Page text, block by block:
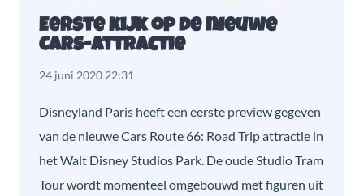
Eerste kijk op de nieuwe
Cars-attractie
24 juni 2020 22:31
Disneyland Paris heeft een eerste preview gegeven
van de nieuwe Cars Route 66: Road Trip attractie in
het Walt Disney Studios Park. De oude Studio Tram
Tour wordt momenteel omgebouwd met figuren uit